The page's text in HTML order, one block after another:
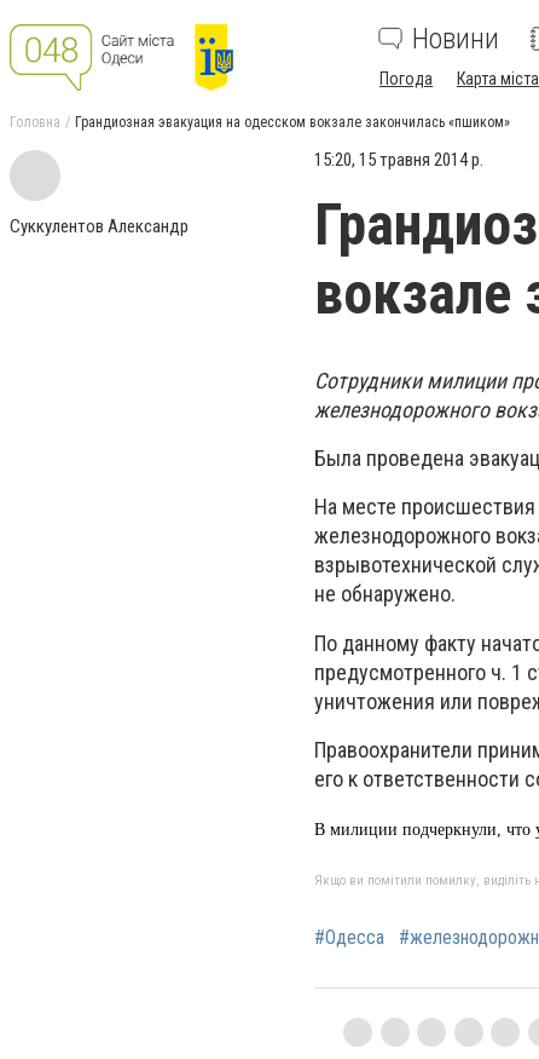
Новини
Погода Карта міста
Головна Грандиозная эвакуация на одесском вокзале закончилась «пшиком»
Суккулентов Александр
15:20, 15 травня 2014 р.
вокзале
Сотрудники милиции
железнодорожного
Была проведена
На месте
железнодорожного
взрывотехнической
не обнаружено.
По данному факту
предусмотренного ч. 1
уничтожения или
Правоохранители
его к ответственности
В милиции подчеркнули, что
Якщо ви помітили помилку, виділіть
#Одесса